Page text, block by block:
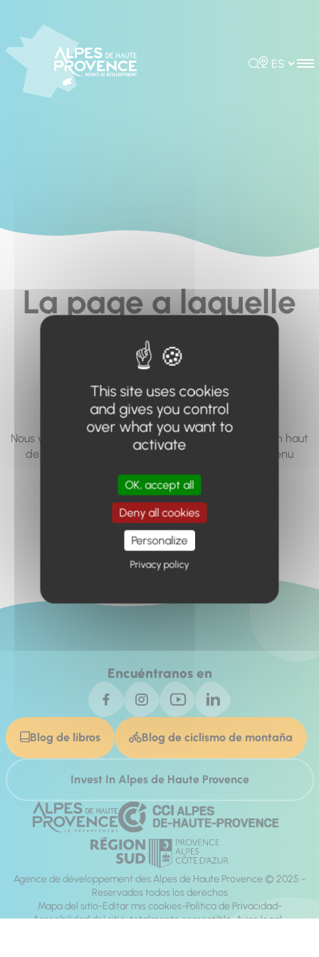
Rechercher
Choisir la
La page a laquelle
vous cherchez à
accéder n'existe
pas... ou plus.
Nous vous invitons à utiliser le moteur de recherche en haut
de page, ou à utiliser le menu pour trouver le contenu
Retour à l'accueil
Encuéntranos en
Blog de libros Blog de ciclismo de montaña
Invest In Alpes de Haute Provence
Agence de développement des Alpes de Haute Provence © 2025 -
Reservados todos los derechos
Mapa del sitio Editar mis cookies Política de Privacidad
Accesibilidad del sitio: totalmente compatible Aviso legal
This site uses cookies
and gives you control
over what you want to
activate
OK, accept all
Deny all cookies
Personalize
Privacy policy